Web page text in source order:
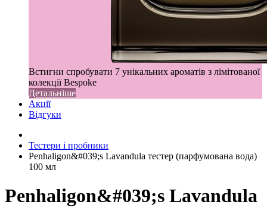
Встигни спробувати 7 унікальних ароматів з лімітованої
колекції Bespoke
Детальніше
Акції
Відгуки
Тестери і пробники
Penhaligon&#039;s Lavandula тестер (парфумована вода)
100 мл
Penhaligon&#039;s Lavandula